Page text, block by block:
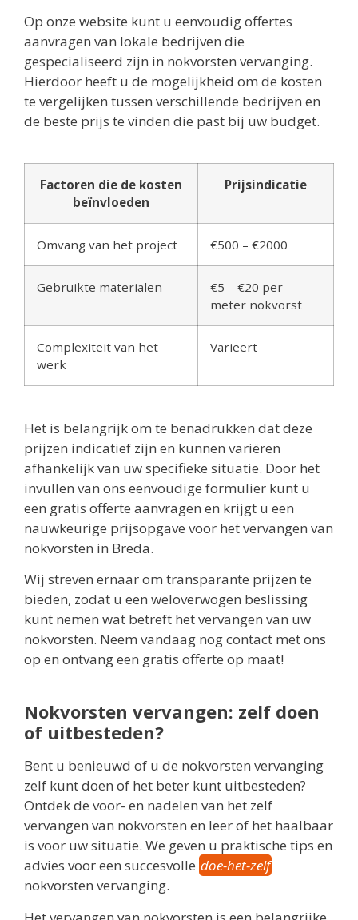
Op onze website kunt u eenvoudig offertes
aanvragen van lokale bedrijven die
gespecialiseerd zijn in nokvorsten vervanging.
Hierdoor heeft u de mogelijkheid om de kosten
te vergelijken tussen verschillende bedrijven en
de beste prijs te vinden die past bij uw budget.
Factoren die de kosten
beïnvloeden
Prijsindicatie
Omvang van het project €500 – €2000
Gebruikte materialen
€5 – €20 per
meter nokvorst
Complexiteit van het
werk
Varieert
Het is belangrijk om te benadrukken dat deze
prijzen indicatief zijn en kunnen variëren
afhankelijk van uw specifieke situatie. Door het
invullen van ons eenvoudige formulier kunt u
een gratis offerte aanvragen en krijgt u een
nauwkeurige prijsopgave voor het vervangen van
nokvorsten in Breda.
Wij streven ernaar om transparante prijzen te
bieden, zodat u een weloverwogen beslissing
kunt nemen wat betreft het vervangen van uw
nokvorsten. Neem vandaag nog contact met ons
op en ontvang een gratis offerte op maat!
Nokvorsten vervangen: zelf doen
of uitbesteden?
Bent u benieuwd of u de nokvorsten vervanging
zelf kunt doen of het beter kunt uitbesteden?
Ontdek de voor- en nadelen van het zelf
vervangen van nokvorsten en leer of het haalbaar
is voor uw situatie. We geven u praktische tips en
advies voor een succesvolle doe-het-zelf
nokvorsten vervanging.